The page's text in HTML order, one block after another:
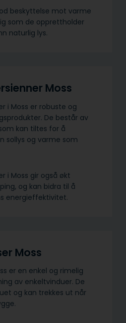
beskyttelse mot varme
som de opprettholder
naturlig lys.
Moss
i Moss er robuste og
De består av
kan tiltes for å
sollys og varme som
i Moss gir også økt
og kan bidra til å
energieffektivitet.
Moss
er en enkel og rimelig
av enkeltvinduer. De
og kan trekkes ut når